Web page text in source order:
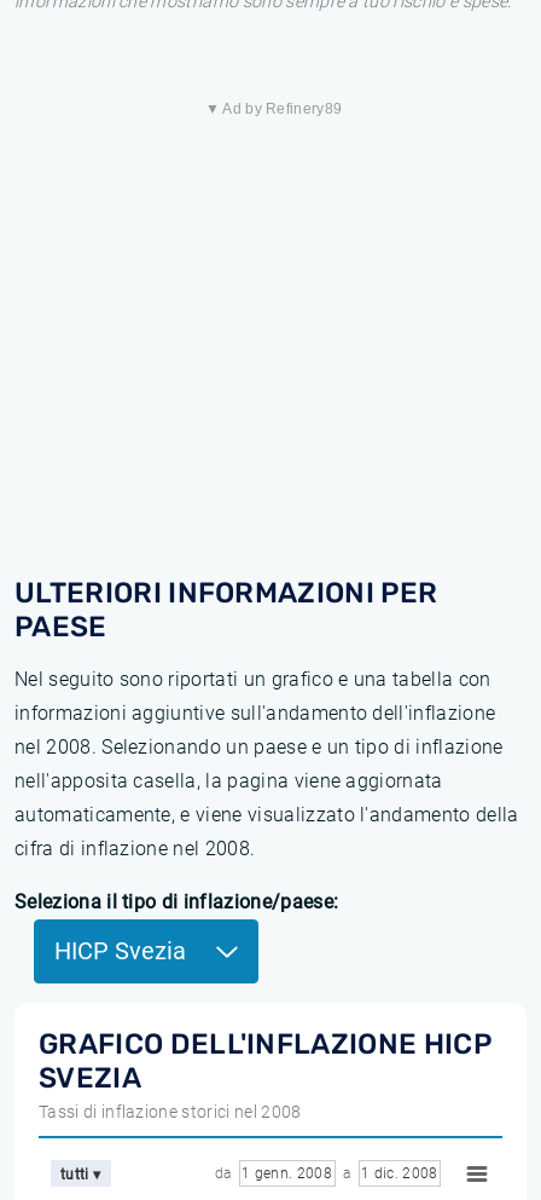
▼ Ad by Refinery89
ULTERIORI INFORMAZIONI PER
PAESE
Nel seguito sono riportati un grafico e una tabella con
informazioni aggiuntive sull'andamento dell'inflazione
nel 2008. Selezionando un paese e un tipo di inflazione
nell'apposita casella, la pagina viene aggiornata
automaticamente, e viene visualizzato l'andamento della
cifra di inflazione nel 2008.
Seleziona il tipo di inflazione/paese:
HICP Svezia
GRAFICO DELL'INFLAZIONE HICP
SVEZIA
Tassi di inflazione storici nel 2008
tutti ▾ da 1 genn. 2008 a 1 dic. 2008